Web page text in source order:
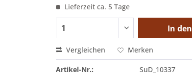
Lieferzeit ca. 5 Tage
In den
Vergleichen Merken
Artikel-Nr.: SuD_10337